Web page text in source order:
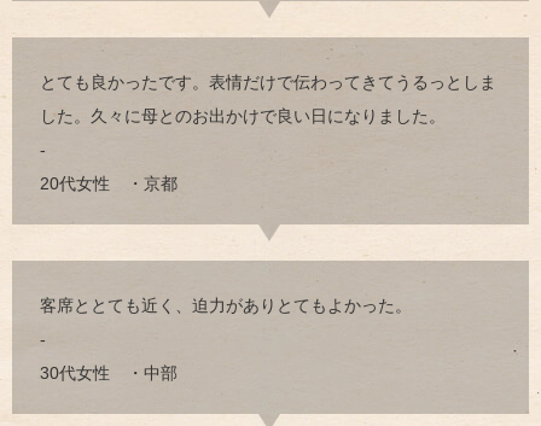
とても良かったです。表情だけで伝わってきてうるっとしま
した。久々に母とのお出かけで良い日になりました。
-
20代女性 ・京都
客席ととても近く、迫力がありとてもよかった。
-
30代女性 ・中部